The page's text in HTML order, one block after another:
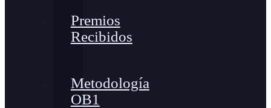
Premios
Recibidos
Metodología
OB1